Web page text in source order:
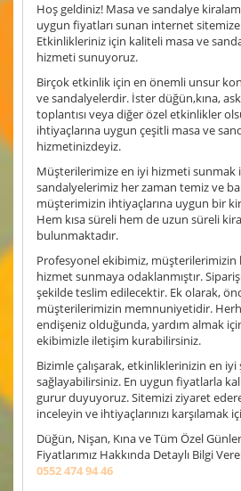
Hoş geldiniz! Masa ve sandalye
uygun fiyatları sunan internet
Etkinlikleriniz için kaliteli masa ve
hizmeti sunuyoruz.
Birçok etkinlik için en önemli unsur
ve sandalyelerdir. İster düğün,kına,
toplantısı veya diğer özel etkinlikler
ihtiyaçlarına uygun çeşitli masa ve
hizmetinizdeyiz.
Müşterilerimize en iyi hizmeti sunmak
sandalyelerimiz her zaman temiz ve
müşterimizin ihtiyaçlarına uygun bir
Hem kısa süreli hem de uzun süreli
bulunmaktadır.
Profesyonel ekibimiz, müşterilerimizin
hizmet sunmaya odaklanmıştır.
şekilde teslim edilecektir. Ek olarak,
müşterilerimizin memnuniyetidir.
endişeniz olduğunda, yardım almak
ekibimizle iletişim kurabilirsiniz.
Bizimle çalışarak, etkinliklerinizin en
sağlayabilirsiniz. En uygun fiyatlarla
gurur duyuyoruz. Sitemizi ziyaret
inceleyin ve ihtiyaçlarınızı karşılamak
Düğün, Nişan, Kına ve Tüm Özel
Fiyatlarımız Hakkında Detaylı Bilgi
0552 474 94 46